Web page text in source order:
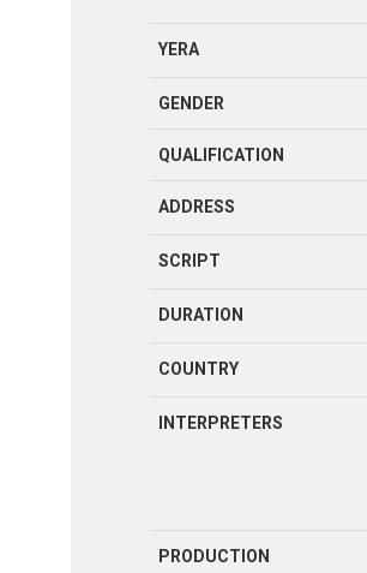
YERA
GENDER
QUALIFICATION
ADDRESS
SCRIPT
DURATION
COUNTRY
INTERPRETERS
PRODUCTION